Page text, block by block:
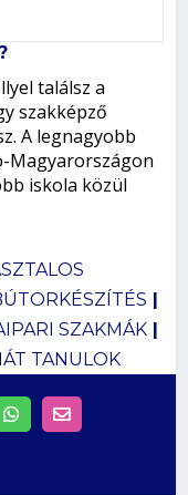
találsz a
szakképző
A legnagyobb
Magyarországon
iskola közül
|
SZAKMÁK|
TANULOK